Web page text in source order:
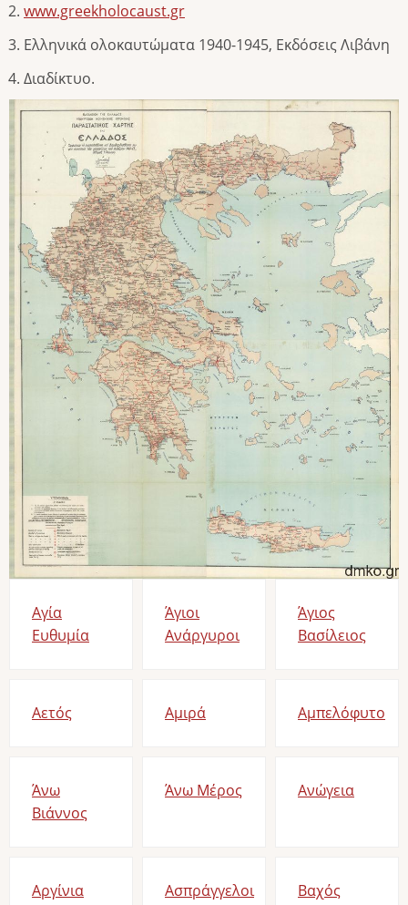
www.greekholocaust.gr
Ελληνικά ολοκαυτώματα 1940-1945, Εκδόσεις Λιβάνη
Διαδίκτυο.
Αγία
Ευθυμία
Άγιοι
Ανάργυροι
Άγιος
Βασίλειος
Αετός Αμιρά Αμπελόφυτο
Άνω
Βιάννος
Άνω Μέρος Ανώγεια
Αργίνια Ασπράγγελοι Βαχός